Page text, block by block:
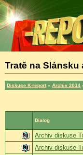
Tratě na Slánsku
Diskuse K-report » Archiv 2014
Dialog
Archiv diskuse
Archiv diskuse